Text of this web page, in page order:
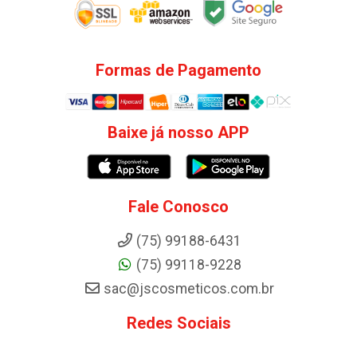
Formas de Pagamento
Baixe já nosso APP
Fale Conosco
(75) 99188-6431
(75) 99118-9228
sac@jscosmeticos.com.br
Redes Sociais